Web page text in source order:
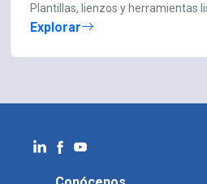
Plantillas, lienzos y herramientas
Explorar